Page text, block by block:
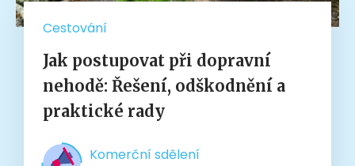
Cestování
Jak postupovat při dopravní
nehodě: Řešení, odškodnění a
praktické rady
Komerční sdělení